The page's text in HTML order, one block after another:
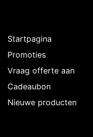
Startpagina
Promoties
Vraag offerte aan
Cadeaubon
Nieuwe producten